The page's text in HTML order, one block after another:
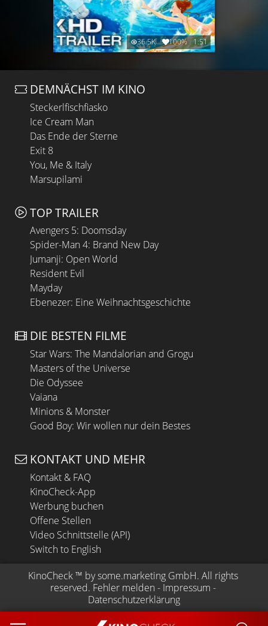
36.5K 100% 1:51
DEMNÄCHST IM KINO
Steckerlfischfiasko
Ice Cream Man
Das Ende der Sterne
Exit 8
You, Me & Italy
Marsupilami
TOP TRAILER
Avengers 5: Doomsday
Spider-Man 4: Brand New Day
Jumanji: Open World
Resident Evil
Mayday
Ebenezer: Eine Weihnachtsgeschichte
DIE BESTEN FILME
Star Wars: The Mandalorian and Grogu
Masters of the Universe
Die Odyssee
Vaiana
Minions & Monster
Good Boy: Wir wollen nur dein Bestes
KONTAKT UND MEHR
Kontakt & FAQ
KinoCheck-App
Werbung buchen
Offene Stellen
Video Schnittstelle (API)
Switch to English
KinoCheck ™ by some.marketing GmbH. All rights
reserved. Fehler melden - Impressum -
Datenschutzerklärung